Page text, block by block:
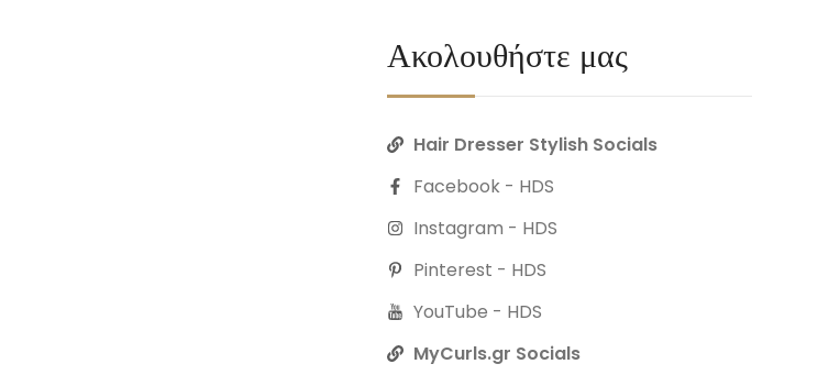
Ακολουθήστε μας
Hair Dresser Stylish Socials
Facebook - HDS
Instagram - HDS
Pinterest - HDS
YouTube - HDS
MyCurls.gr Socials